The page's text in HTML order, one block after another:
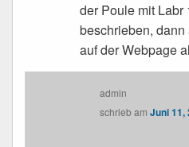
der Poule mit Labr
beschrieben,
auf der Webpage
admin
schriebamJuni 11,